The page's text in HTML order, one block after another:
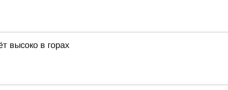
высоко в горах